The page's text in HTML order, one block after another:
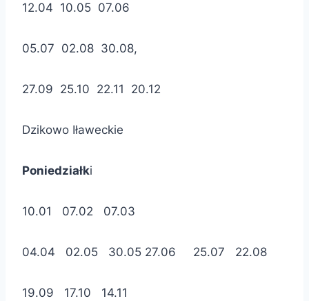
12.04 10.05 07.06
05.07 02.08 30.08,
27.09 25.10 22.11 20.12
Dzikowo Iławeckie
Poniedziałki
10.01 07.02 07.03
04.04 02.05 30.05 27.06 25.07 22.08
19.09 17.10 14.11